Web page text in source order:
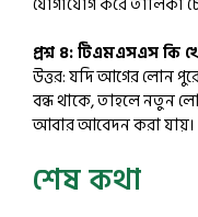
প্রশ্ন 8: টিএমএসএস কি
উত্তর: যদি আগের লোন
বন্ধ থাকে, তাহলে নতুন
আবার আবেদন করা যায়।
শেষ কথা